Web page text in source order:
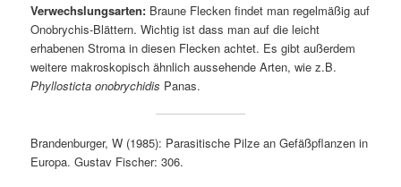
Verwechslungsarten: Braune Flecken findet man regelmäßig auf
Onobrychis-Blättern. Wichtig ist dass man auf die leicht
erhabenen Stroma in diesen Flecken achtet. Es gibt außerdem
weitere makroskopisch ähnlich aussehende Arten, wie z.B.
Phyllosticta onobrychidis Panas.
Brandenburger, W (1985): Parasitische Pilze an Gefäßpflanzen in
Europa. Gustav Fischer: 306.